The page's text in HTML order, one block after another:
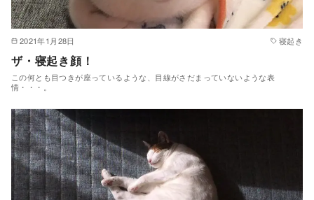
2021年1月28日 寝起き
ザ・寝起き顔！
この何とも目つきが座っているような、目線がさだまっていないような表
情・・・。